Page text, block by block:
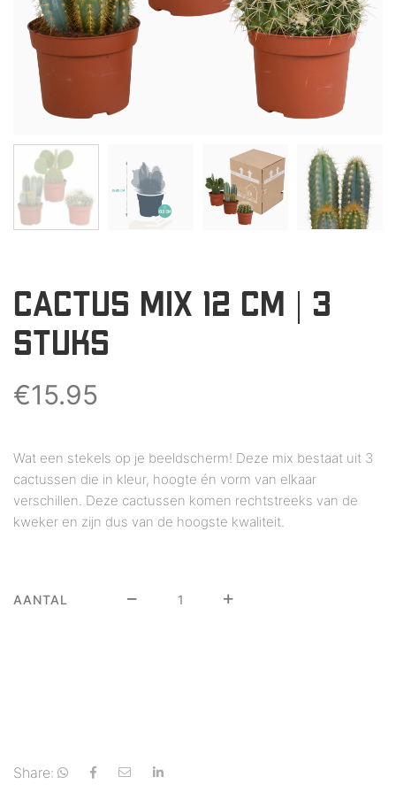
CACTUS MIX 12 CM | 3
STUKS
€15.95
Wat een stekels op je beeldscherm! Deze mix bestaat uit 3
cactussen die in kleur, hoogte én vorm van elkaar
verschillen. Deze cactussen komen rechtstreeks van de
kweker en zijn dus van de hoogste kwaliteit.
AANTAL
Share: